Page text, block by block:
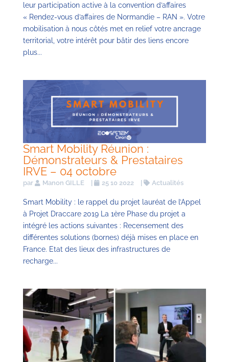
leur participation active à la convention d’affaires
« Rendez-vous d’affaires de Normandie – RAN ». Votre
mobilisation à nous côtés met en relief votre ancrage
territorial, votre intérêt pour bâtir des liens encore
plus...
Smart Mobility Réunion :
Démonstrateurs & Prestataires
IRVE – 04 octobre
par Manon GILLE 25 10 2022 Actualités
Smart Mobility : le rappel du projet lauréat de l’Appel
à Projet Draccare 2019 La 1ère Phase du projet a
intégré les actions suivantes : Recensement des
différentes solutions (bornes) déjà mises en place en
France. Etat des lieux des infrastructures de
recharge...